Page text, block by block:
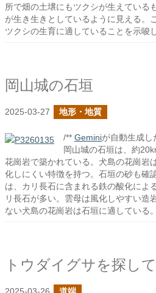
所で畑の土壌にもツクシが生えている
が生き生きとしているように見える。
ツクシの生育に適していることを示唆
岡山城の石垣
2025-03-27 地形・地質
/** Geminiが自動生成し
岡山城の石垣は、約
花崗岩で築かれている。犬島の花崗岩
化しにくい特徴を持つ。石垣の砂も確
は、カリ長石に含まれる鉄の酸化によ
リ長石が多い。雲母は風化しやすい造
ない犬島の花崗岩は石垣に適している。
トウダイグサを探し